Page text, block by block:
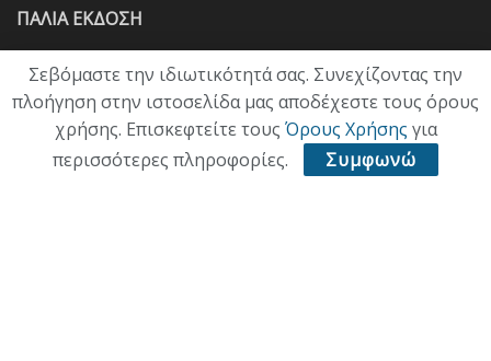
ΠΑΛΙΑ ΕΚΔΟΣΗ
Σεβόμαστε την ιδιωτικότητά σας. Συνεχίζοντας την
πλοήγηση στην ιστοσελίδα μας αποδέχεστε τους όρους
χρήσης. Επισκεφτείτε τους Όρους Χρήσης για
περισσότερες πληροφορίες.
Συμφωνώ